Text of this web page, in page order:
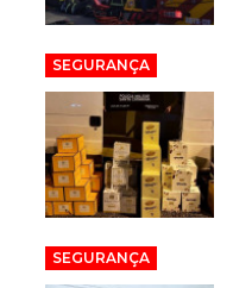
SEGURANÇA
SEGURANÇA